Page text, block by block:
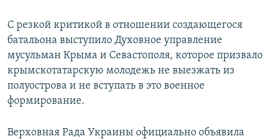
С резкой критикой в отношении создающегося
батальона выступило Духовное управление
мусульман Крыма и Севастополя, которое призвало
крымскотатарскую молодежь не выезжать из
полуострова и не вступать в это военное
формирование.
Верховная Рада Украины официально объявила